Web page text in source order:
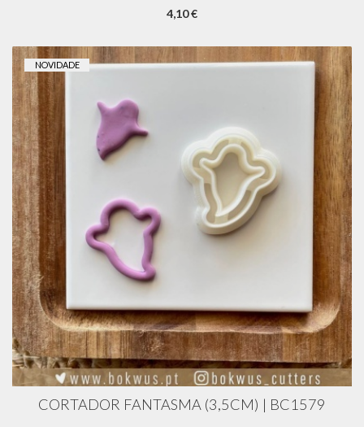
4,10 €
NOVIDADE
CORTADOR FANTASMA (3,5CM) | BC1579